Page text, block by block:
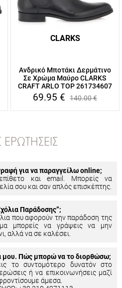
CLARKS
Ανδρικό Μποτάκι Δερμάτινο
Σε Χρώμα Μαύρο CLARKS
CRAFT ARLO TOP 261734607
69.95 € 140.00€
ΕΡΩΤΉΣΕΙΣ
για να παραγγείλω online;
και email. Μπορείς να
σου και σαν απλός επισκέπτης.
Παράδοσης”;
που αφορούν την παράδοση της
μπορείς να γράψεις να μην
αλλά να σε καλέσει.
μου. Πώς μπορώ να το διορθώσω;
το συντομότερο δυνατόν στο
ή να επικοινωνήσεις μαζί
άμεσα.